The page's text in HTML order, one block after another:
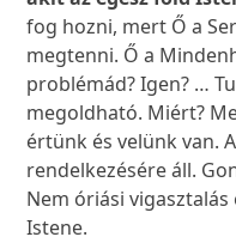
fog hozni, mert Ő a
megtenni. Ő a
problémád? Igen? …
megoldható. Miért?
értünk és velünk van.
rendelkezésére áll.
Nem óriási vigasztalás
Istene.